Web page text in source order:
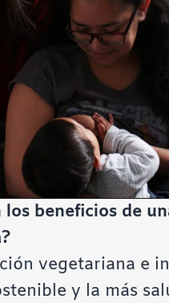
los beneficios de
vegetariana e
y la más